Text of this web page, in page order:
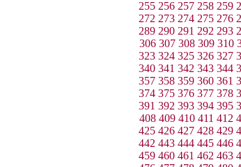
255 256 257 258 259
272 273 274 275 276
289 290 291 292 293
306 307 308 309 310
323 324 325 326 327
340 341 342 343 344
357 358 359 360 361
374 375 376 377 378
391 392 393 394 395
408 409 410 411 412
425 426 427 428 429
442 443 444 445 446
459 460 461 462 463